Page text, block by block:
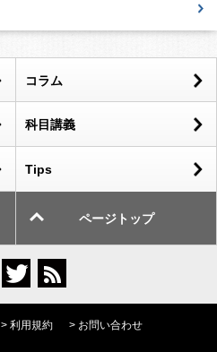
コラム
科目講義
Tips
ページトップ
> 利用規約 > お問い合わせ